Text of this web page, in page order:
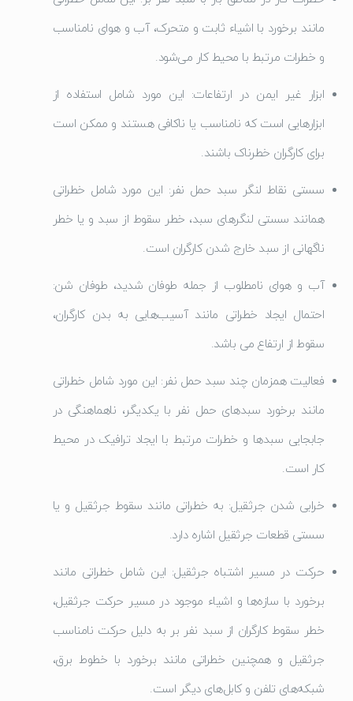
مانند برخورد با اشیاء ثابت و متحرک، آب و هوای نامناسب
و خطرات مرتبط با محیط کار می‌شود.
ابزار غیر ایمن در ارتفاعات: این مورد شامل استفاده از
ابزارهایی است که نامناسب یا ناکافی هستند و ممکن است
برای کارگران خطرناک باشند.
سستی نقاط لنگر سبد حمل نفر: این مورد شامل خطراتی
همانند سستی لنگرهای سبد، خطر سقوط از سبد و یا خطر
ناگهانی از سبد خارج شدن کارگران است.
آب و هوای نامطلوب از جمله طوفان شدید، طوفان شن:
احتمال ایجاد خطراتی مانند آسیب‌هایی به بدن کارگران،
سقوط از ارتفاع می باشد.
فعالیت همزمان چند سبد حمل نفر: این مورد شامل خطراتی
مانند برخورد سبدهای حمل نفر با یکدیگر، ناهماهنگی در
جابجایی سبدها و خطرات مرتبط با ایجاد ترافیک در محیط
کار است.
خرابی شدن جرثقیل: به خطراتی مانند سقوط جرثقیل و یا
سستی قطعات جرثقیل اشاره دارد.
حرکت در مسیر اشتباه جرثقیل: این شامل خطراتی مانند
برخورد با سازه‌ها و اشیاء موجود در مسیر حرکت جرثقیل،
خطر سقوط کارگران از سبد نفر بر به دلیل حرکت نامناسب
جرثقیل و همچنین خطراتی مانند برخورد با خطوط برق،
شبکه‌های تلفن و کابل‌های دیگر است.